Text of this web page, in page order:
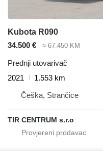
Kubota R090
34.500 €
≈ 67.450 KM
Prednji utovarivač
2021
1.553 km
Češka, Strančice
TIR CENTRUM s.r.o